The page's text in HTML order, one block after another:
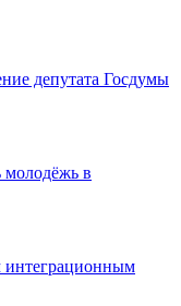
депутата Госдумы
молодёжь в
интеграционным